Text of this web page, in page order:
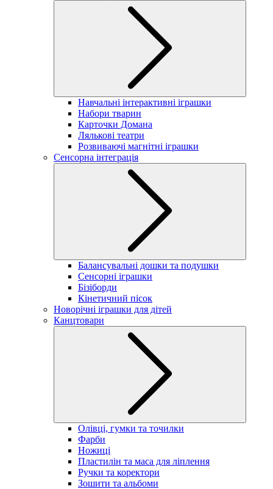
Навчальні інтерактивні іграшки
Набори тварин
Карточки Домана
Лялькові театри
Розвиваючі магнітні іграшки
Сенсорна інтеграція
Балансувальні дошки та подушки
Сенсорні іграшки
Бізіборди
Кінетичний пісок
Новорічні іграшки для дітей
Канцтовари
Олівці, гумки та точилки
Фарби
Ножиці
Пластилін та маса для ліплення
Ручки та коректори
Зошити та альбоми